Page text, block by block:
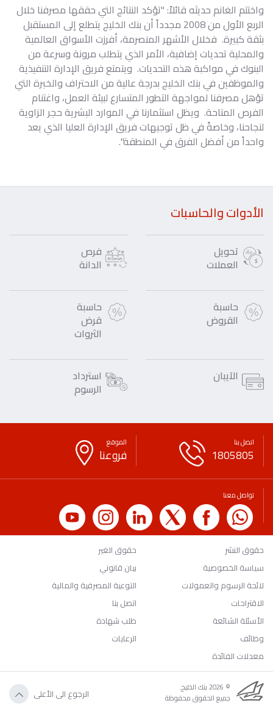
واختتم الغانم حديثه قائلاً: "تؤكد النتائج التي حققها مصرفنا خلال
الربع الأول من 2008 مجدداً أن بنك الخليج يتطلع إلى المستقبل
بثقة كبيرة. فخلال الأشهر المنصرمة، أفرزت الأسواق العالمية
والمحلية تحديات إضافية، الأمر الذي يتطلب مرونة وسرعة من
البنوك في مواكبة هذه التحديات. ويتمتع فريق الإدارة التنفيذية
والموظفين في بنك الخليج بدرجة عالية من الاحتراف والخبرة التي
تؤهل مصرفنا لمواجهة التطور المتسارع لبيئة العمل، واغتنام
الفرص المتاحة. ويظل استثمارنا في الموارد البشرية حجر الزاوية
لنجاحنا، وخاصةً في ظل توجيهات فريق الإدارة العليا الذي يعد
واحداً من أفضل الفرق في المنطقة".
الأدوات والحاسبات
تحويل
العملات
فرص
الدانة
حاسبة
القروض
حاسبة
قرض
الثروات
الآيبان استرداد
الرسوم
اتصل بنا
1805805
الموقع
فروعنا
تواصل معنا
حقوق النشر
حقوق الغير
سياسة الخصوصية
بيان قانوني
لائحة الرسوم والعمولات
التوعية المصرفية والمالية
الاقتراحات
اتصل بنا
الأسئلة الشائعة
طلب شهادة
وظائف
الرعايات
معدلات الفائدة
© 2026 بنك الخليج.
جميع الحقوق محفوظة
الرجوع الى الأعلى